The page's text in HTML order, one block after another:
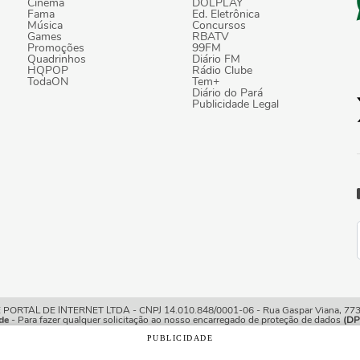
Fama
Música
Games
Promoções
Quadrinhos
HQPOP
TodaON
Ed. Eletrônica
Concursos
RBATV
99FM
Diário FM
Rádio Clube
Tem+
Diário do Pará
Publicidade Legal
DE INTERNET LTDA - CNPJ 14.010.848/0001-06 - Rua Gaspar Viana,
- Para fazer qualquer solicitação ao nosso encarregado de proteção de dados
PUBLICIDADE